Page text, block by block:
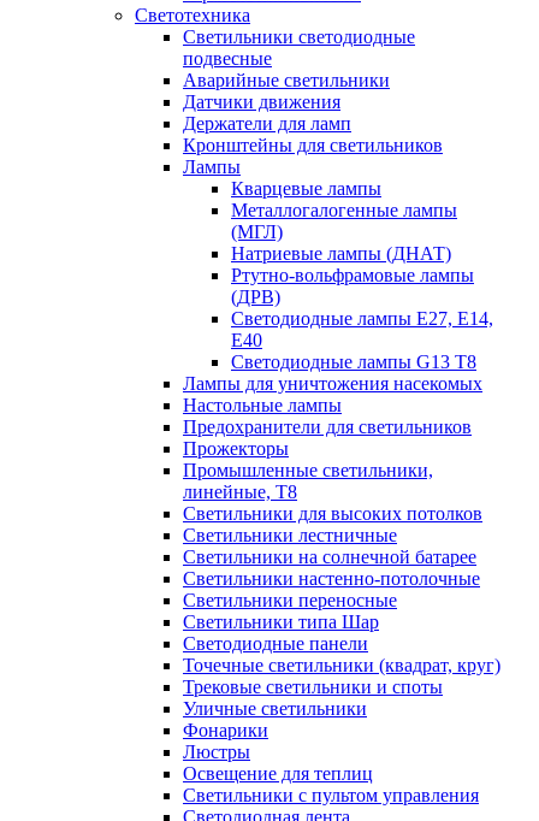
Светотехника
Cветильники светодиодные
подвесные
Аварийные светильники
Датчики движения
Держатели для ламп
Кронштейны для светильников
Лампы
Кварцевые лампы
Металлогалогенные лампы
(МГЛ)
Натриевые лампы (ДНАТ)
Ртутно-вольфрамовые лампы
(ДРВ)
Светодиодные лампы E27, E14,
E40
Светодиодные лампы G13 Т8
Лампы для уничтожения насекомых
Настольные лампы
Предохранители для светильников
Прожекторы
Промышленные светильники,
линейные, Т8
Светильники для высоких потолков
Светильники лестничные
Светильники на солнечной батарее
Светильники настенно-потолочные
Светильники переносные
Светильники типа Шар
Светодиодные панели
Точечные светильники (квадрат, круг)
Трековые светильники и споты
Уличные светильники
Фонарики
Люстры
Освещение для теплиц
Светильники с пультом управления